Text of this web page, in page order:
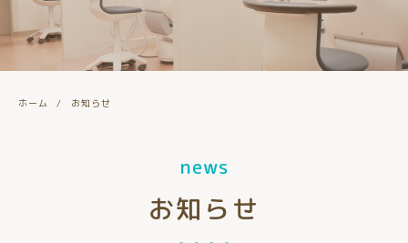
ホーム お知らせ
news
お知らせ